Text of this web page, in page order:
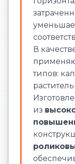
В
типов:
из